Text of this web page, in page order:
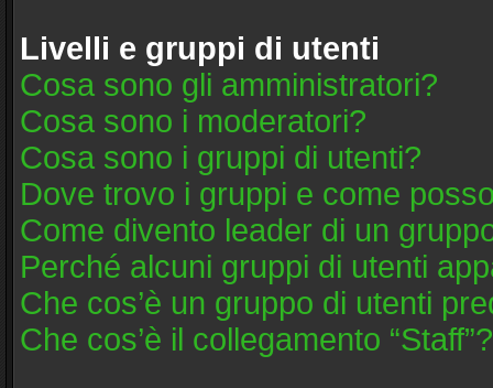
Livelli e gruppi di utenti
Cosa sono gli amministratori?
Cosa sono i moderatori?
Cosa sono i gruppi di utenti?
Dove trovo i gruppi e come
Come divento leader di un
Perché alcuni gruppi di utenti
Che cos’è un gruppo di utenti
Che cos’è il collegamento “Staff”?